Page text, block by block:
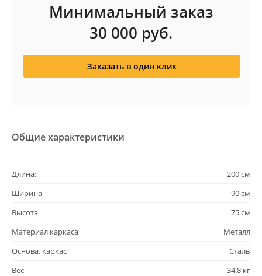
Минимальный заказ
30 000 руб.
Заказать в один клик
Общие характеристики
Длина:
200 см
Ширина
90 см
Высота
75 см
Материал каркаса
Металл
Основа, каркас
Сталь
Вес
34.8 кг